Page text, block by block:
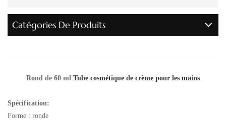
Catégories De Produits
Rond de 60 ml Tube cosmétique de crème pour les mains
Spécification:
Forme : ronde